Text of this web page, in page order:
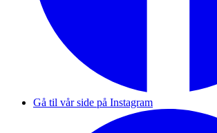
Gå til vår side på Instagram